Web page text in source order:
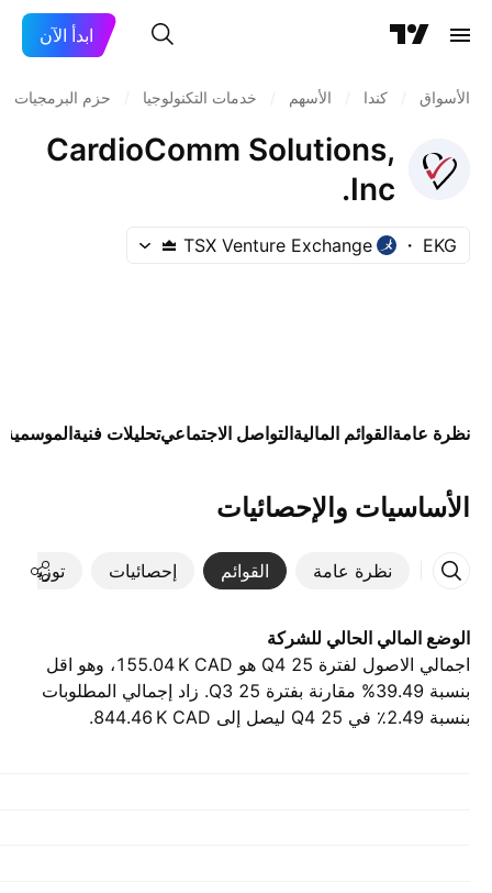
ابدأ الآن
الأسواق كندا الأسهم خدمات التكنولوجيا حزم البرمجيات
CardioComm Solutions,
Inc.
EKG
TSX Venture Exchange
نظرة عامةالقوائم الماليةالتواصل الاجتماعيتحليلات فنيةالموسمية
الأساسيات والإحصائيات
نظرة عامة القوائم إحصائيات توزيعات
الوضع المالي الحالي للشركة
اجمالي الاصول لفترة Q4 25 هو ‪155.04 K‬ CAD، وهو اقل
بنسبة 39.49% مقارنة بفترة Q3 25. زاد إجمالي المطلوبات
بنسبة 2.49٪ في Q4 25 ليصل إلى ‪844.46 K‬ CAD.